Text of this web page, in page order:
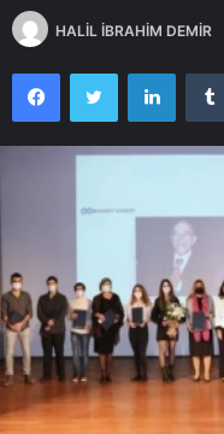
HALİL İBRAHİM DEMİR
FacebookTwitter